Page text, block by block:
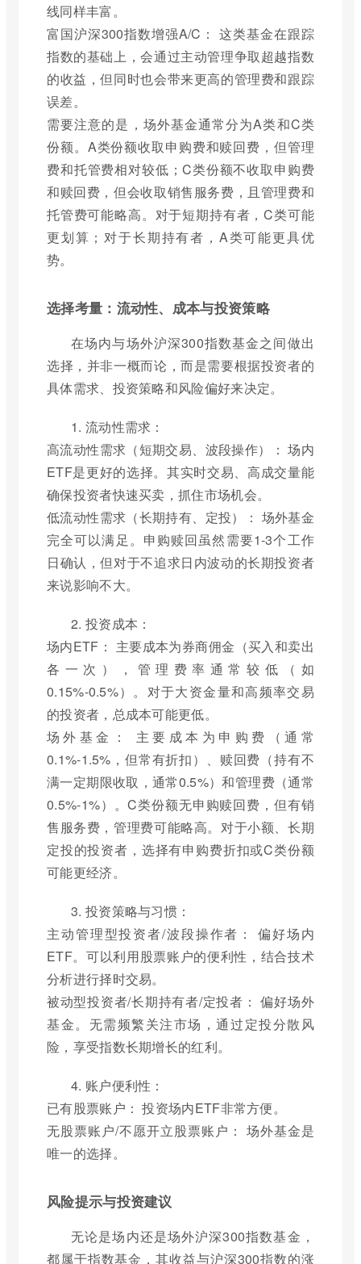
线同样丰富。
富国沪深300指数增强A/C： 这类基金在跟踪
指数的基础上，会通过主动管理争取超越指数
的收益，但同时也会带来更高的管理费和跟踪
误差。
需要注意的是，场外基金通常分为A类和C类
份额。A类份额收取申购费和赎回费，但管理
费和托管费相对较低；C类份额不收取申购费
和赎回费，但会收取销售服务费，且管理费和
托管费可能略高。对于短期持有者，C类可能
更划算；对于长期持有者，A类可能更具优
势。
选择考量：流动性、成本与投资策略
在场内与场外沪深300指数基金之间做出
选择，并非一概而论，而是需要根据投资者的
具体需求、投资策略和风险偏好来决定。
1. 流动性需求：
高流动性需求（短期交易、波段操作）： 场内
ETF是更好的选择。其实时交易、高成交量能
确保投资者快速买卖，抓住市场机会。
低流动性需求（长期持有、定投）： 场外基金
完全可以满足。申购赎回虽然需要1-3个工作
日确认，但对于不追求日内波动的长期投资者
来说影响不大。
2. 投资成本：
场内ETF： 主要成本为券商佣金（买入和卖出
各一次），管理费率通常较低（如
0.15%-0.5%）。对于大资金量和高频率交易
的投资者，总成本可能更低。
场外基金： 主要成本为申购费（通常
0.1%-1.5%，但常有折扣）、赎回费（持有不
满一定期限收取，通常0.5%）和管理费（通常
0.5%-1%）。C类份额无申购赎回费，但有销
售服务费，管理费可能略高。对于小额、长期
定投的投资者，选择有申购费折扣或C类份额
可能更经济。
3. 投资策略与习惯：
主动管理型投资者/波段操作者： 偏好场内
ETF。可以利用股票账户的便利性，结合技术
分析进行择时交易。
被动型投资者/长期持有者/定投者： 偏好场外
基金。无需频繁关注市场，通过定投分散风
险，享受指数长期增长的红利。
4. 账户便利性：
已有股票账户： 投资场内ETF非常方便。
无股票账户/不愿开立股票账户： 场外基金是
唯一的选择。
风险提示与投资建议
无论是场内还是场外沪深300指数基金，
都属于指数基金，其收益与沪深300指数的涨